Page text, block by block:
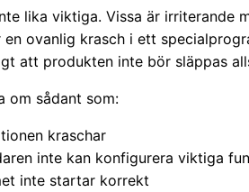
lika viktiga. Vissa är irriterande
ovanlig krasch i ett
att produkten inte bör släppas
om sådant som:
kraschar
inte kan konfigurera viktiga
inte startar korrekt